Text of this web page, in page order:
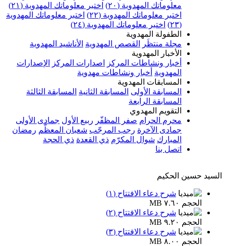
معلوماتك المهدوية (٢٠)
اختبر معلوماتك المهدوية (٢١)
اختبر معلوماتك المهدوية (٢٢)
اختبر معلوماتك المهدوية
(٢٣)
اختبر معلوماتك المهدوية (٢٤)
الطفولة المهدوية
مجلة منتظَر
القصص المهدوية الأناشيد المهدوية
الأخبار المهدوية
أخبار ونشاطات المركز
اصدارات المركز
الإصدارات
المهدوية أخبار ونشاطات مهدوية
المسابقات المهدوية
المسابقة الأولى المسابقة الثانية المسابقة الثالثة
المسابقة الرابعة
التقويم المهدوي
محرم الحرام صفر المظفّر ربيع الأول جمادى الأولى
جمادى الآخرة رجب المرجّب شعبان المعظّم رمضان
المبارك شوال المكرّم ذي القعدة ذي الحجة
اتصل بنا
السيد حسين الحكيم
شرح دعاء الافتتاح (١)
الحجم ٧.٦٠ MB
شرح دعاء الافتتاح (٢)
الحجم ٩.٢٠ MB
شرح دعاء الافتتاح (٣)
الحجم ٨.٠٠ MB